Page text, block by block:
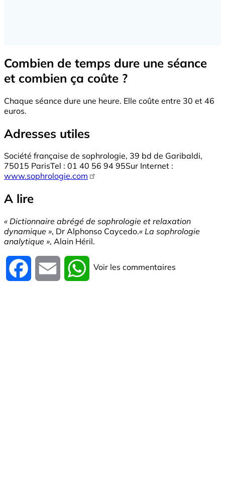
Combien de temps dure une séance
et combien ça coûte ?
Chaque séance dure une heure. Elle coûte entre 30 et 46
euros.
Adresses utiles
Société française de sophrologie, 39 bd de Garibaldi,
75015 ParisTel : 01 40 56 94 95Sur Internet :
www.sophrologie.com
A lire
« Dictionnaire abrégé de sophrologie et relaxation
dynamique », Dr Alphonso Caycedo.« La sophrologie
analytique », Alain Héril.
Facebook Email WhatsApp
Voir les commentaires